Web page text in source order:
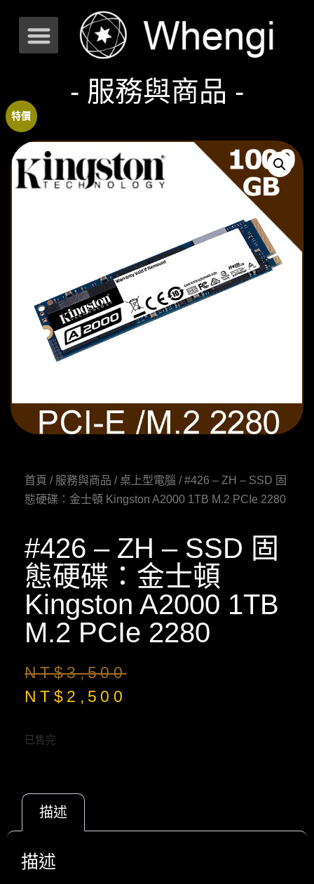
- 服務與商品 -
特價
首頁 / 服務與商品 / 桌上型電腦 / #426 – ZH – SSD 固
態硬碟：金士頓 Kingston A2000 1TB M.2 PCIe 2280
#426 – ZH – SSD 固
態硬碟：金士頓
Kingston A2000 1TB
M.2 PCIe 2280
NT$3,500
NT$ 2,500
已售完
描述
描述